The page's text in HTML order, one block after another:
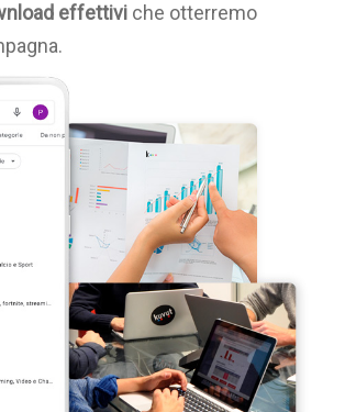
effettivi che otterremo